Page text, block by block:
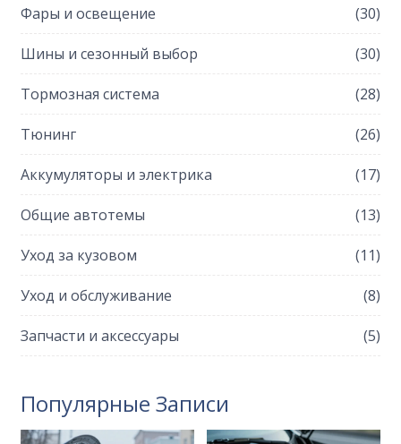
Фары и освещение (30)
Шины и сезонный выбор (30)
Тормозная система (28)
Тюнинг (26)
Аккумуляторы и электрика (17)
Общие автотемы (13)
Уход за кузовом (11)
Уход и обслуживание (8)
Запчасти и аксессуары (5)
Популярные Записи